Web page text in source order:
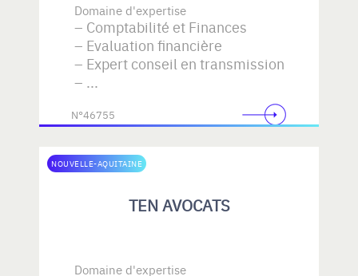
Domaine d'expertise
Comptabilité et Finances
Evaluation financière
Expert conseil en transmission
...
N°46755
NOUVELLE-AQUITAINE
TEN AVOCATS
Domaine d'expertise